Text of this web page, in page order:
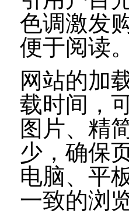
色调激发
便于阅读。
网站的加
载时间，
图片、精
少，确保
电脑、平
一致的浏